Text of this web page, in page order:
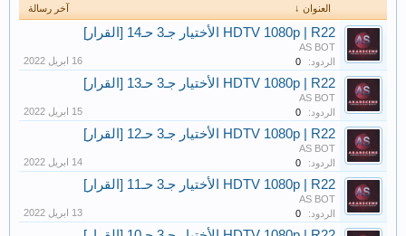
العنوان ↓ آخر رسالة
HDTV 1080p | R22 الأختيار جـ3 حـ14 [القرار]
AS BOT
الردود:
0
HDTV 1080p | R22 الأختيار جـ3 حـ13 [القرار]
AS BOT
الردود:
0
HDTV 1080p | R22 الأختيار جـ3 حـ12 [القرار]
AS BOT
الردود:
0
HDTV 1080p | R22 الأختيار جـ3 حـ11 [القرار]
AS BOT
الردود:
0